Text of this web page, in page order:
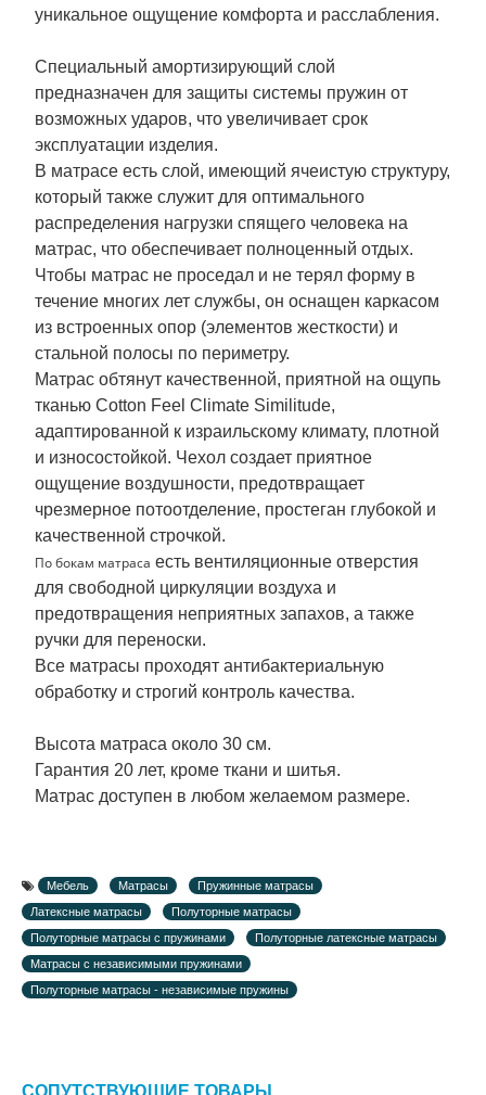
уникальное ощущение комфорта и расслабления.
Специальный амортизирующий слой
предназначен для защиты системы пружин от
возможных ударов, что увеличивает срок
эксплуатации изделия.
В матрасе есть слой, имеющий ячеистую структуру,
который также служит для оптимального
распределения нагрузки спящего человека на
матрас, что обеспечивает полноценный отдых.
Чтобы матрас не проседал и не терял форму в
течение многих лет службы, он оснащен каркасом
из встроенных опор (элементов жесткости) и
стальной полосы по периметру.
Матрас обтянут качественной, приятной на ощупь
тканью Cotton Feel Climate Similitude,
адаптированной к израильскому климату, плотной
и износостойкой. Чехол создает приятное
ощущение воздушности, предотвращает
чрезмерное потоотделение, простеган глубокой и
качественной строчкой.
По бокам матраса есть вентиляционные отверстия
для свободной циркуляции воздуха и
предотвращения неприятных запахов, а также
ручки для переноски.
Все матрасы проходят антибактериальную
обработку и строгий контроль качества.
Высота матраса около 30 см.
Гарантия 20 лет, кроме ткани и шитья.
Матрас доступен в любом желаемом размере.
Мебель Матрасы
Пружинные матрасы
Латексные матрасы
Полуторные матрасы
Полуторные матрасы с пружинами
Полуторные латексные матрасы
Матрасы с независимыми пружинами
Полуторные матрасы - независимые пружины